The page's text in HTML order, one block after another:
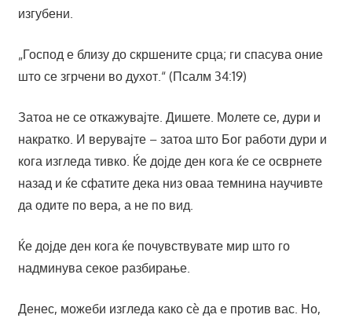
изгубени.
„Господ е близу до скршените срца; ги спасува оние
што се згрчени во духот.“ (Псалм 34:19)
Затоа не се откажувајте. Дишете. Молете се, дури и
накратко. И верувајте – затоа што Бог работи дури и
кога изгледа тивко. Ќе дојде ден кога ќе се осврнете
назад и ќе сфатите дека низ оваа темнина научивте
да одите по вера, а не по вид.
Ќе дојде ден кога ќе почувствувате мир што го
надминува секое разбирање.
Денес, можеби изгледа како сè да е против вас. Но,